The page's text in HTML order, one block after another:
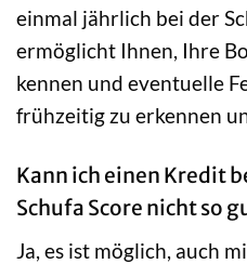
einmal jährlich bei der
ermöglicht Ihnen, Ihre
kennen und eventuelle
frühzeitig zu erkennen
Kann ich einen Kredit
Schufa Score nicht so
Ja, es ist möglich, auch